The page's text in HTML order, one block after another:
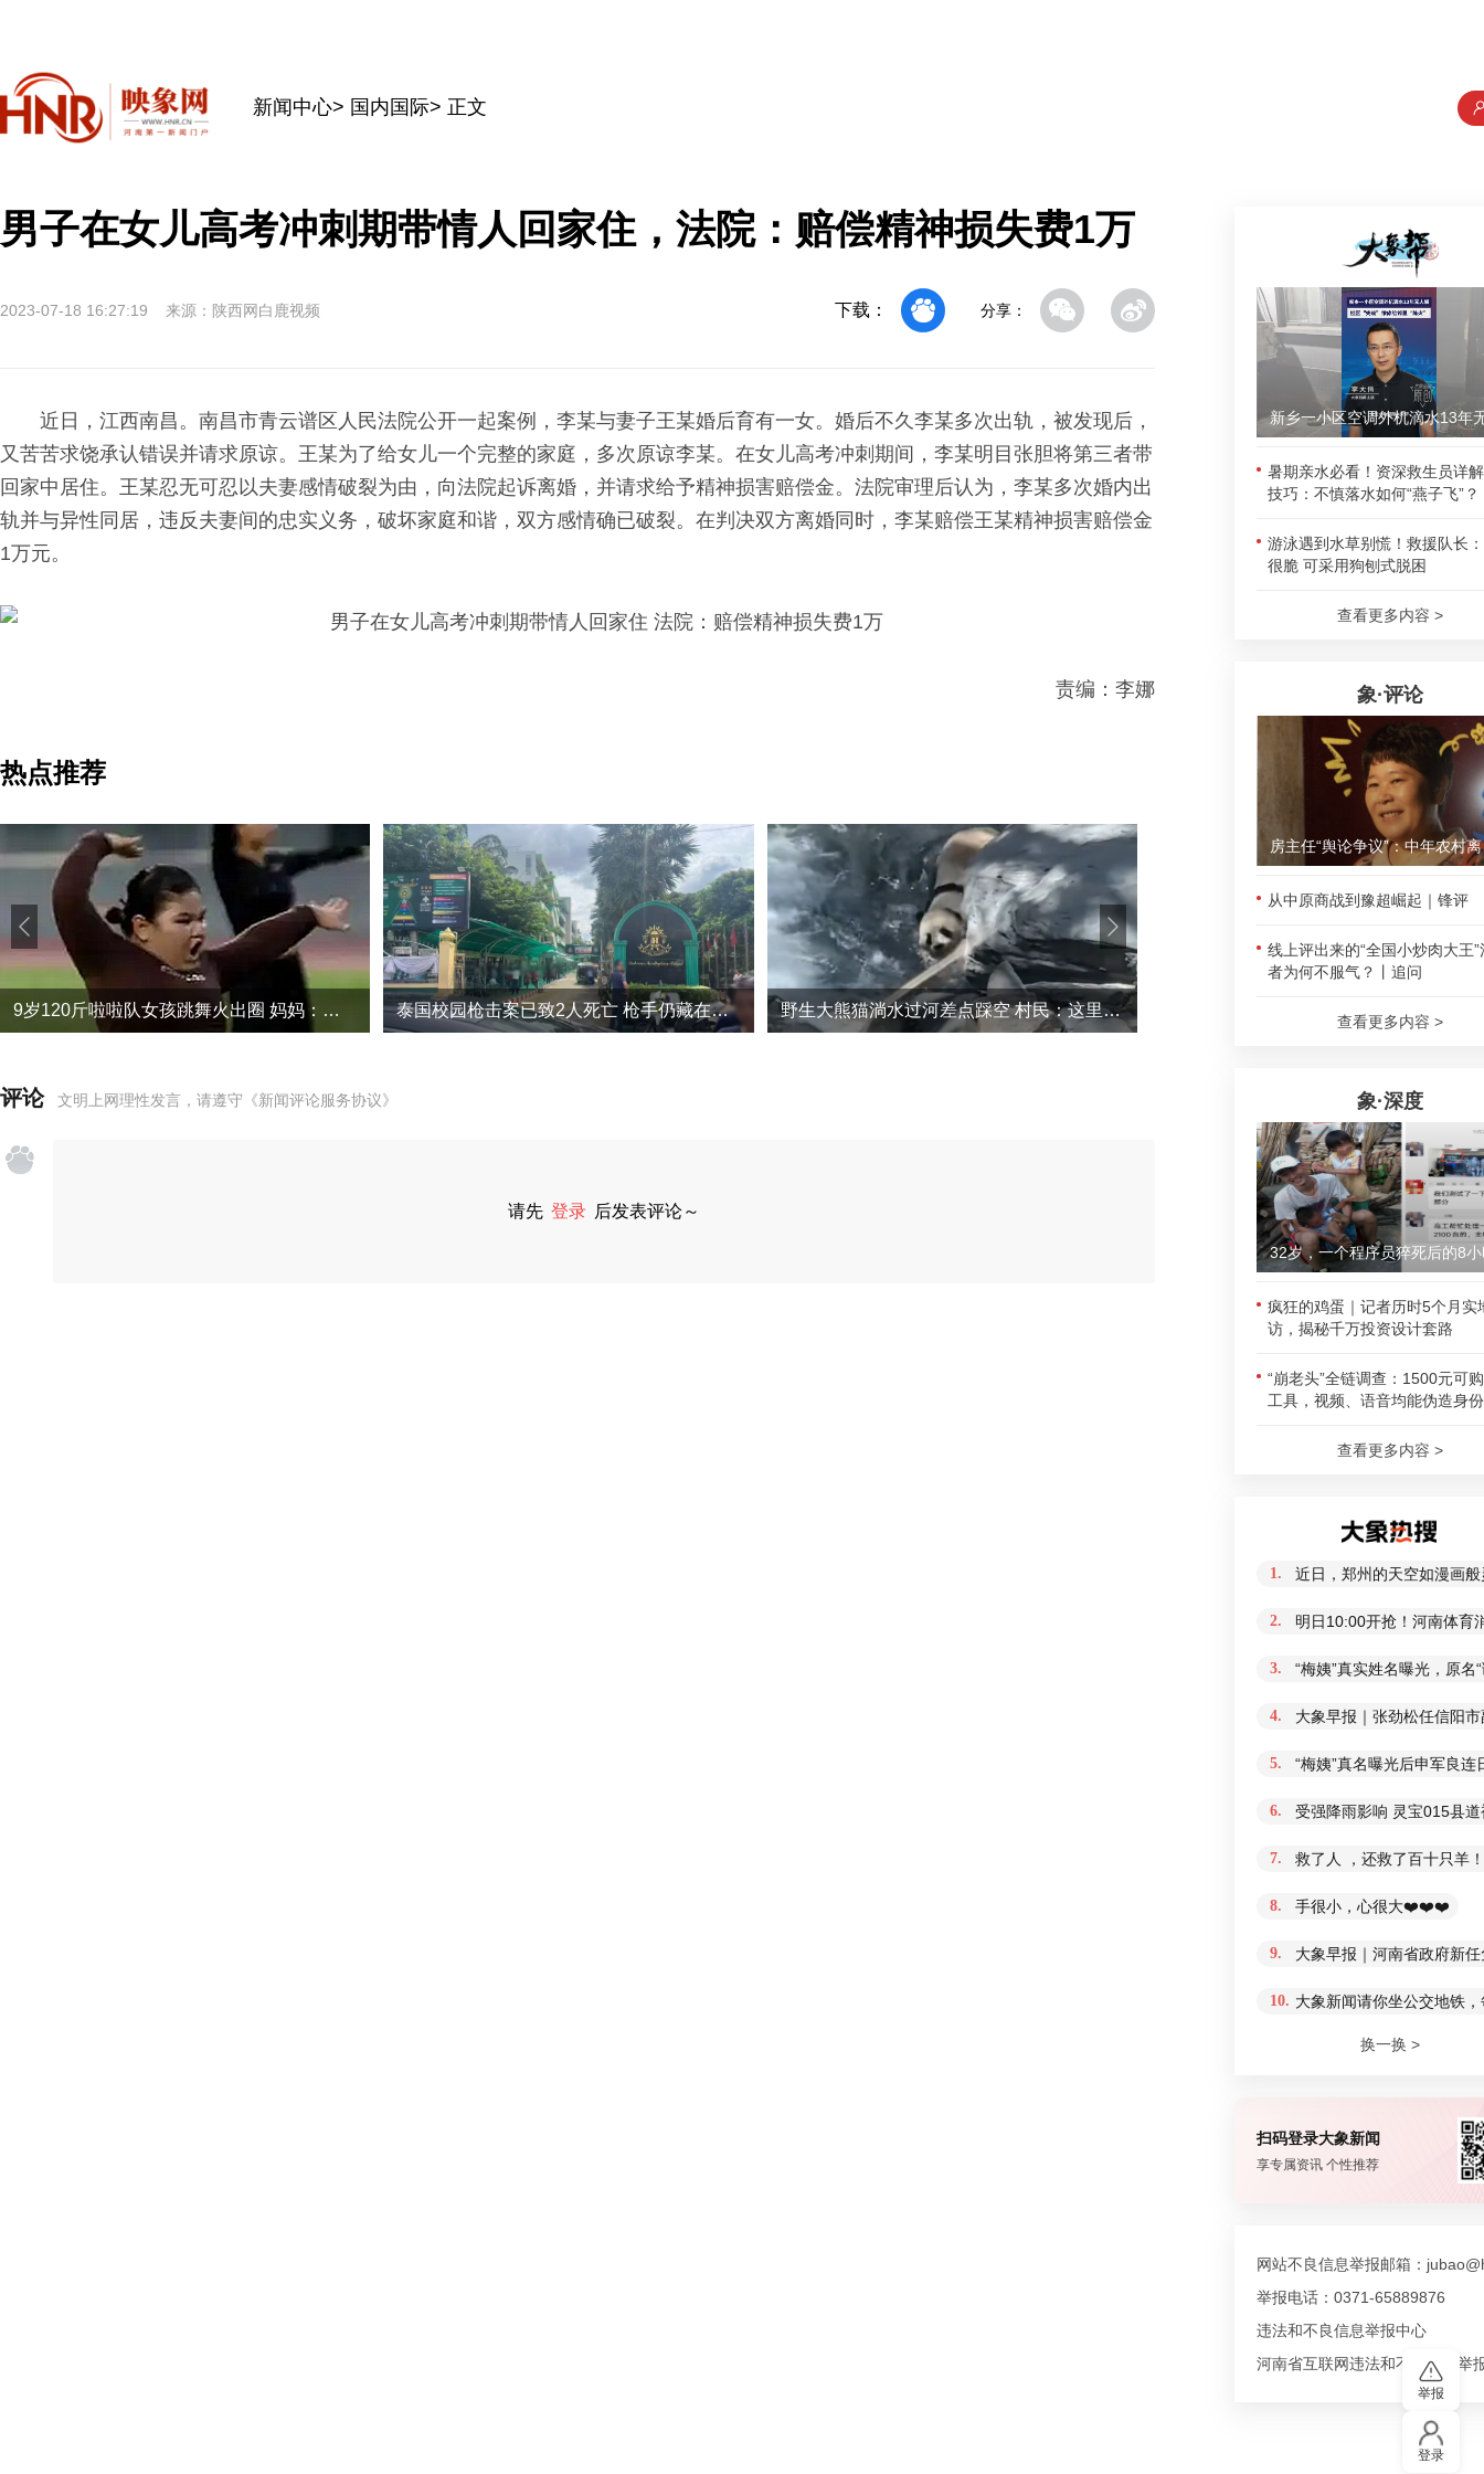
新闻中心> 国内国际> 正文
男子在女儿高考冲刺期带情人回家住，法院：赔偿精神损失费1万
2023-07-18 16:27:19 来源：陕西网白鹿视频 下载： 分享：
近日，江西南昌。南昌市青云谱区人民法院公开一起案例，李某与妻子王某婚后育有一女。婚后不久李某多次出轨，被发现后，
又苦苦求饶承认错误并请求原谅。王某为了给女儿一个完整的家庭，多次原谅李某。在女儿高考冲刺期间，李某明目张胆将第三者带
回家中居住。王某忍无可忍以夫妻感情破裂为由，向法院起诉离婚，并请求给予精神损害赔偿金。法院审理后认为，李某多次婚内出
轨并与异性同居，违反夫妻间的忠实义务，破坏家庭和谐，双方感情确已破裂。在判决双方离婚同时，李某赔偿王某精神损害赔偿金
1万元。
责编：李娜
热点推荐
9岁120斤啦啦队女孩跳舞火出圈 妈妈：从不因体重影响跳舞热情 泰国校园枪击案已致2人死亡 枪手仍藏在学校附近 野生大熊猫淌水过河差点踩空 村民：这里熊猫很多，经常遇到
评论 文明上网理性发言，请遵守 《新闻评论服务协议》
请先 登录 后发表评论～
暑期亲水必看！资深救生员详
技巧：不慎落水如何“燕子飞”？
游泳遇到水草别慌！救援队长
很脆 可采用狗刨式脱困
查看更多内容 >
象·评论
房主
从中原商战到豫超崛起｜锋评
线上评出来的“全国小炒肉大王”
者为何不服气？丨追问
查看更多内容 >
象·深度
32岁，一个程序员猝死后的8
疯狂的鸡蛋｜记者历时5个月实
访，揭秘千万投资设计套路
“崩老头”全链调查：1500元可
工具，视频、语音均能伪造身份
查看更多内容 >
1. 近日，郑州的天空如漫画
2. 明日10:00开抢！河南体育
3. “梅姨”真实姓名曝光，原
4. 大象早报｜张劲松任信阳
5. “梅姨”真名曝光后申军良
6. 受强降雨影响 灵宝015县
7. 救了人 ，还救了百十只羊
8. 手很小，心很大❤️❤️❤️
9. 大象早报｜河南省政府新
10. 大象新闻请你坐公交地铁
换一换 >
扫码登录大象新闻
享专属资讯 个性推荐
网站不良信息举报邮箱：
举报电话：0371-65889876
违法和不良信息举报中心
河南省互联网违法和不良信息举
举报
登录